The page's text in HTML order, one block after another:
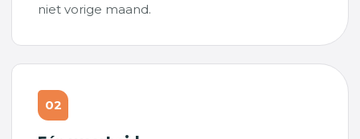
niet vorige maand.
02